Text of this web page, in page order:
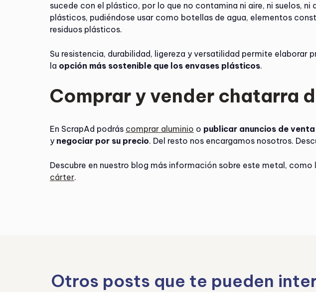
sucede con el plástico, por lo que no contamina ni aire, ni suelos,
plásticos, pudiéndose usar como botellas de agua, elementos
residuos plásticos.
Su resistencia, durabilidad, ligereza y versatilidad permite
la opción más sostenible que los envases plásticos.
Comprar y vender chatarra
En ScrapAd podrás comprar aluminio o publicar anuncios de
y negociar por su precio. Del resto nos encargamos nosotros.
Descubre en nuestro blog más información sobre este metal, como
cárter.
Otros posts que te pueden